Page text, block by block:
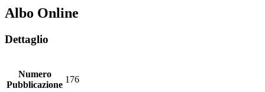
Albo Online
Dettaglio
Numero
Pubblicazione
176